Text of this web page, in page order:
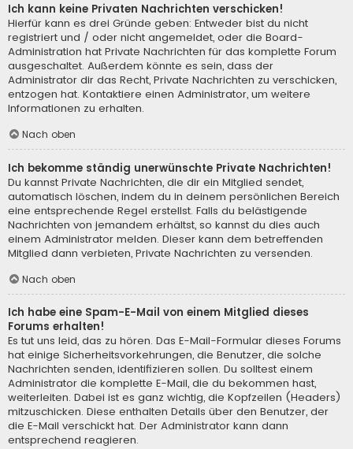
Ich kann keine Privaten Nachrichten verschicken!
Hierfür kann es drei Gründe geben: Entweder bist du nicht
registriert und / oder nicht angemeldet, oder die Board-
Administration hat Private Nachrichten für das komplette Forum
ausgeschaltet. Außerdem könnte es sein, dass der
Administrator dir das Recht, Private Nachrichten zu verschicken,
entzogen hat. Kontaktiere einen Administrator, um weitere
Informationen zu erhalten.
Nach oben
Ich bekomme ständig unerwünschte Private Nachrichten!
Du kannst Private Nachrichten, die dir ein Mitglied sendet,
automatisch löschen, indem du in deinem persönlichen Bereich
eine entsprechende Regel erstellst. Falls du belästigende
Nachrichten von jemandem erhältst, so kannst du dies auch
einem Administrator melden. Dieser kann dem betreffenden
Mitglied dann verbieten, Private Nachrichten zu versenden.
Nach oben
Ich habe eine Spam-E-Mail von einem Mitglied dieses
Forums erhalten!
Es tut uns leid, das zu hören. Das E-Mail-Formular dieses Forums
hat einige Sicherheitsvorkehrungen, die Benutzer, die solche
Nachrichten senden, identifizieren sollen. Du solltest einem
Administrator die komplette E-Mail, die du bekommen hast,
weiterleiten. Dabei ist es ganz wichtig, die Kopfzeilen (Headers)
mitzuschicken. Diese enthalten Details über den Benutzer, der
die E-Mail verschickt hat. Der Administrator kann dann
entsprechend reagieren.